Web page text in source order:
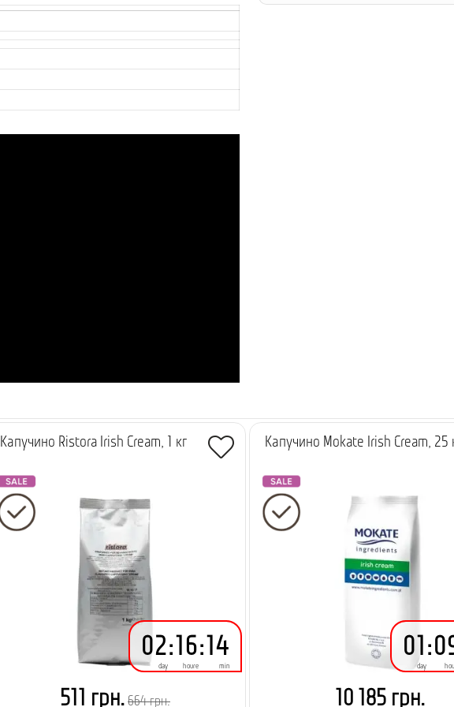
-384.00 грн.
-
Капучино Ristora Irish Cream, 1 кг
02
day
: 16
houre
: 14
min
511 грн. 664 грн.
Капучино Mokate Irish Cream, 25
01
day
:
10 185 грн.